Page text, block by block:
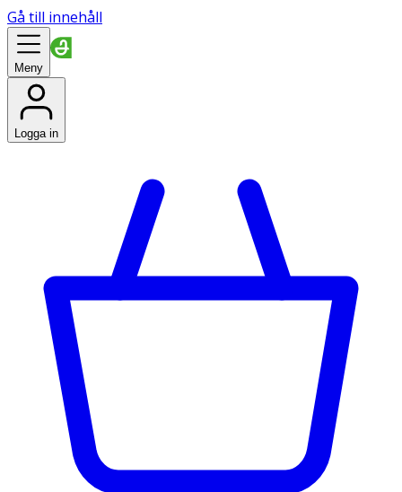
Gå till innehåll
Meny
Logga in